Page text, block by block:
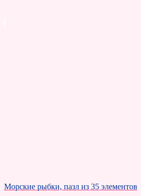
Морские рыбки, пазл из 35 элементов